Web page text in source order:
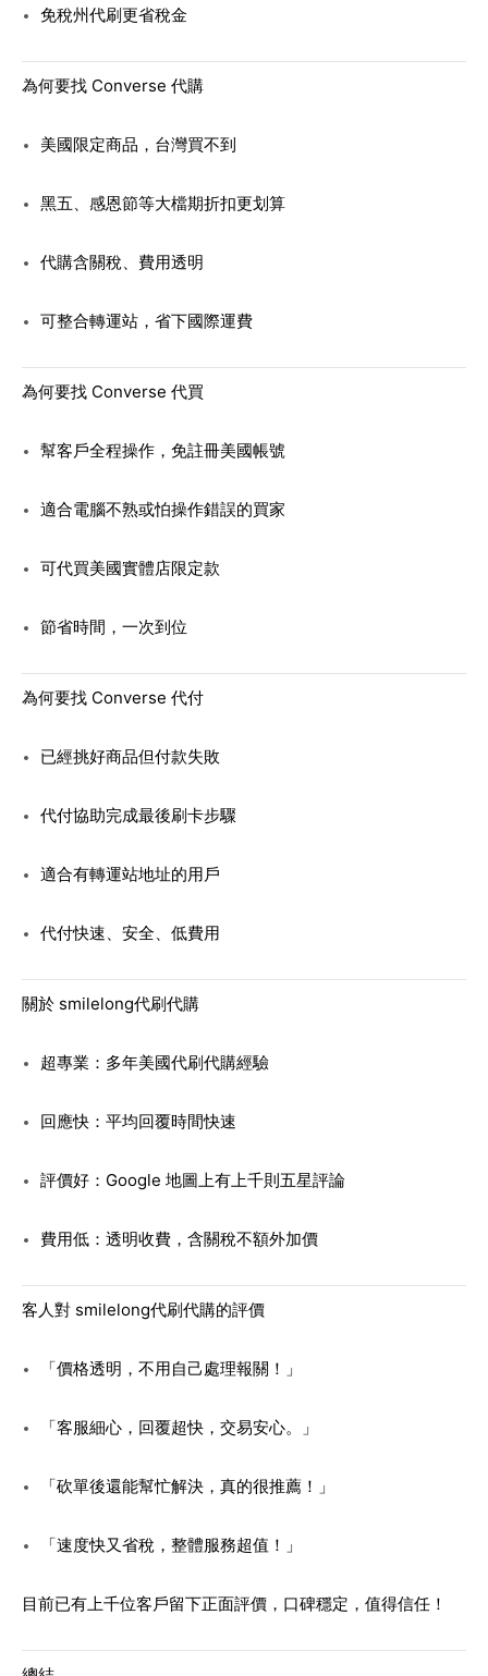
免稅州代刷更省稅金
為何要找 Converse 代購
美國限定商品，台灣買不到
黑五、感恩節等大檔期折扣更划算
代購含關稅、費用透明
可整合轉運站，省下國際運費
為何要找 Converse 代買
幫客戶全程操作，免註冊美國帳號
適合電腦不熟或怕操作錯誤的買家
可代買美國實體店限定款
節省時間，一次到位
為何要找 Converse 代付
已經挑好商品但付款失敗
代付協助完成最後刷卡步驟
適合有轉運站地址的用戶
代付快速、安全、低費用
關於 smilelong代刷代購
超專業：多年美國代刷代購經驗
回應快：平均回覆時間快速
評價好：Google 地圖上有上千則五星評論
費用低：透明收費，含關稅不額外加價
客人對 smilelong代刷代購的評價
「價格透明，不用自己處理報關！」
「客服細心，回覆超快，交易安心。」
「砍單後還能幫忙解決，真的很推薦！」
「速度快又省稅，整體服務超值！」
目前已有上千位客戶留下正面評價，口碑穩定，值得信任！